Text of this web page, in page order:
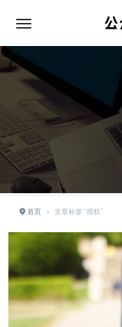
首页 › 文章标签 "授权"